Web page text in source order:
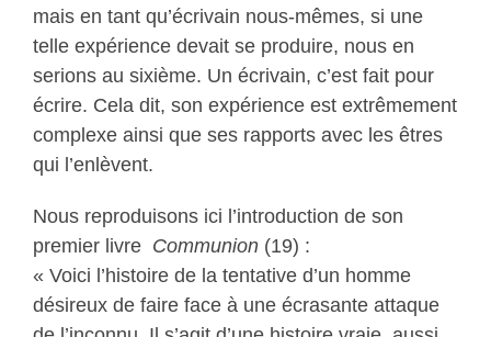
mais en tant qu’écrivain nous-mêmes, si une
telle expérience devait se produire, nous en
serions au sixième. Un écrivain, c’est fait pour
écrire. Cela dit, son expérience est extrêmement
complexe ainsi que ses rapports avec les êtres
qui l’enlèvent.
Nous reproduisons ici l’introduction de son
premier livre Communion (19) :
« Voici l’histoire de la tentative d’un homme
désireux de faire face à une écrasante attaque